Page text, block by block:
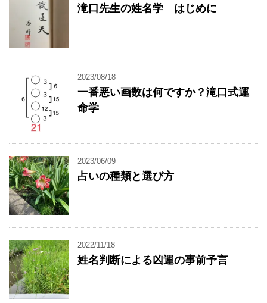
滝口先生の姓名学 はじめに
2023/08/18
一番悪い画数は何ですか？滝口式運
命学
2023/06/09
占いの種類と選び方
2022/11/18
姓名判断による凶運の事前予言